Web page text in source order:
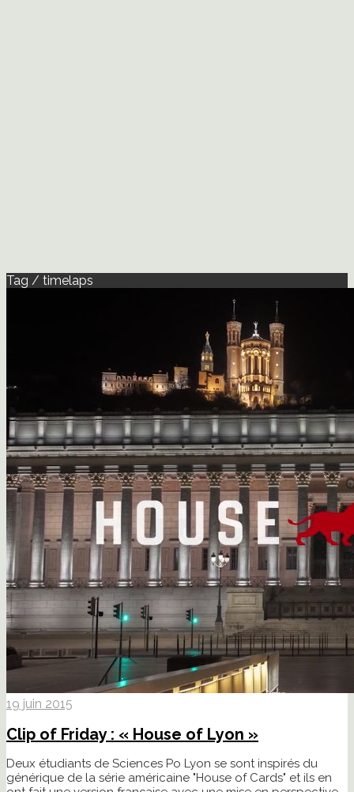
Tag / timelaps
19 juin 2015
Clip of Friday : « House of Lyon »
Deux étudiants de Sciences Po Lyon se sont inspirés du
générique de la série américaine "House of Cards" et ils en